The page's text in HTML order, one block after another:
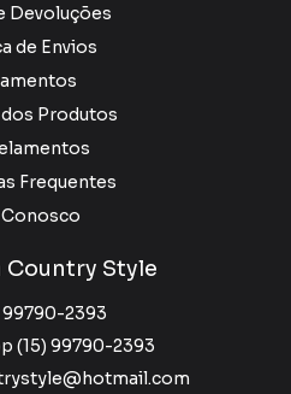
Devoluções
de Envios
Produtos
Frequentes
Conosco
Country Style
99790-2393
(15) 99790-2393